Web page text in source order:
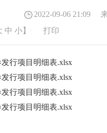
2022-09-06 21:09
中 小】 打印
行项目明细表.xlsx
行项目明细表.xlsx
行项目明细表.xlsx
行项目明细表.xlsx